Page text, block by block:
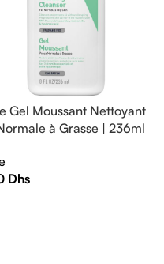
Gel Moussant Nettoyant
à Grasse | 236ml
Dhs